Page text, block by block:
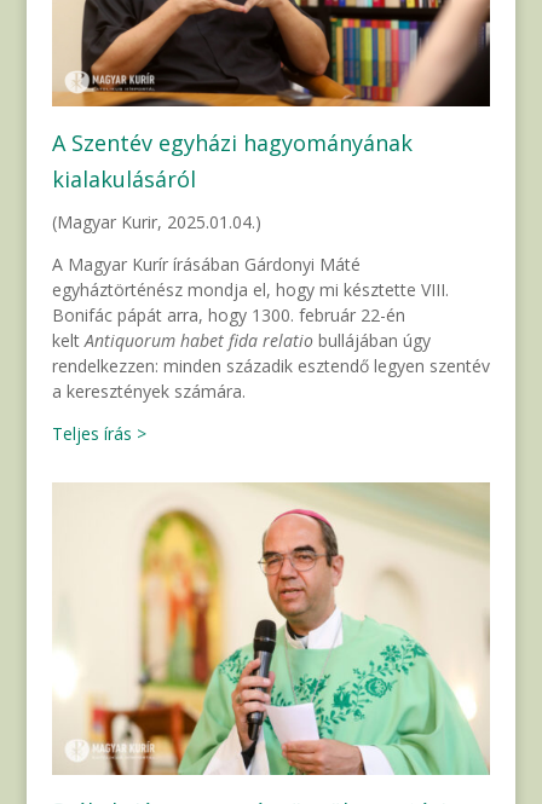
A Szentév egyházi hagyományának
kialakulásáról
(Magyar Kurir, 2025.01.04.)
A Magyar Kurír írásában Gárdonyi Máté
egyháztörténész mondja el, hogy mi késztette VIII.
Bonifác pápát arra, hogy 1300. február 22-én
keltAntiquorum habet fida relatiobullájában úgy
rendelkezzen: minden századik esztendő legyen szentév
a keresztények számára.
Teljes írás >